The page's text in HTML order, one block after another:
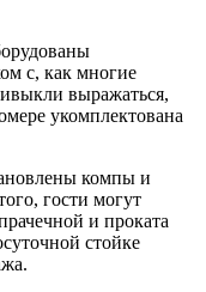
с, как многие
выражаться,
укомплектована
компы и
гости могут
и проката
стойке